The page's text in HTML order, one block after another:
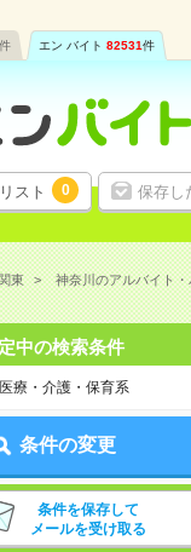
件 エン バイト 82531件
スト 0 保存し
東 神奈川のアルバイト
中の検索条件
療・介護・保育系
条件の変更
条件を保存して
メールを受け取る